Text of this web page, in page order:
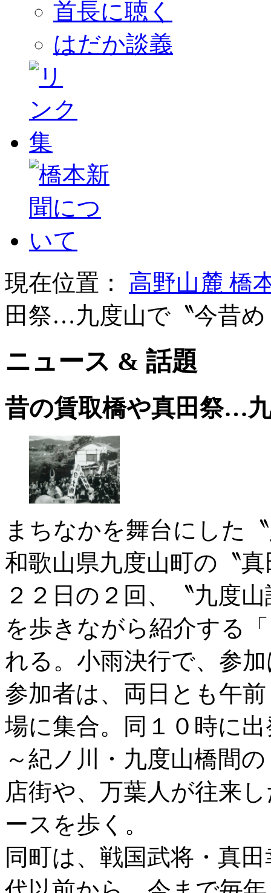
首長に聴く
はだか談義
現在位置： 高野山麓 橋
田祭…九度山で〝今昔
ニュース & 話題
昔の賃取橋や真田祭…
まちなかを舞台にした
和歌山県九度山町の〝
２２日の２回、〝九度
を歩きながら紹介する
れる。小雨決行で、参
参加者は、両日とも午
場に集合。同１０時に
～紀ノ川・九度山橋間
店街や、万葉人が往来
ースを歩く。
同町は、戦国武将・真